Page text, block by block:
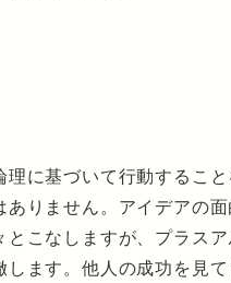
に基づいて行動すること
りません。アイデアの面
こなしますが、プラス
ます。他人の成功を見て